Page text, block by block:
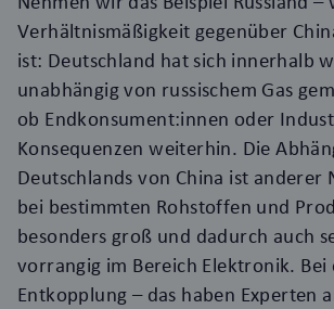
Verhältnismäßigkeit gegenüber
ist: Deutschland hat sich innerhalb
unabhängig von russischem Gas
ob Endkonsument:innen oder
Konsequenzen weiterhin. Die
Deutschlands von China ist anderer
bei bestimmten Rohstoffen und
besonders groß und dadurch auch
vorrangig im Bereich Elektronik. Bei
Entkopplung – das haben Experten